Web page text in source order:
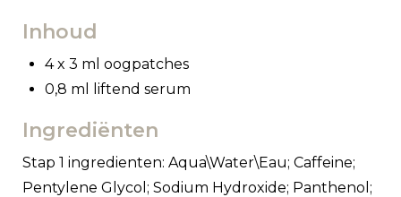
Inhoud
4 x 3 ml oogpatches
0,8 ml liftend serum
Ingrediënten
Stap 1 ingredienten: Aqua\Water\Eau; Caffeine;
Pentylene Glycol; Sodium Hydroxide; Panthenol;